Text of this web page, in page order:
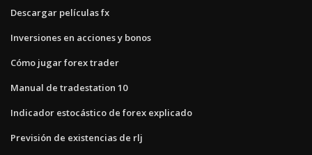
Descargar películas fx
Inversiones en acciones y bonos
Cómo jugar forex trader
Manual de tradestation 10
Indicador estocástico de forex explicado
Previsión de existencias de rlj